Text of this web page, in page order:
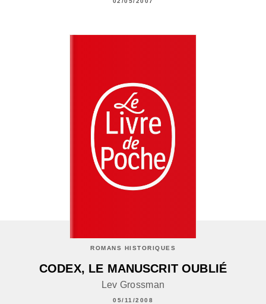
ROMANS HISTORIQUES
CODEX, LE MANUSCRIT OUBLIÉ
Lev Grossman
05/11/2008